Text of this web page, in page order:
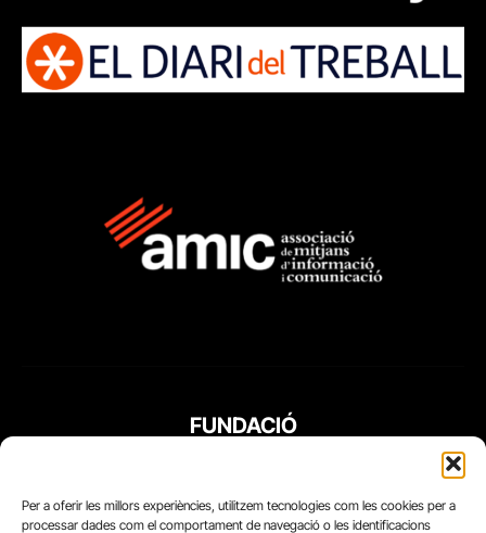
Per a oferir les millors experiències, utilitzem tecnologies com les cookies per a
processar dades com el comportament de navegació o les identificacions
FUNDACIÓ